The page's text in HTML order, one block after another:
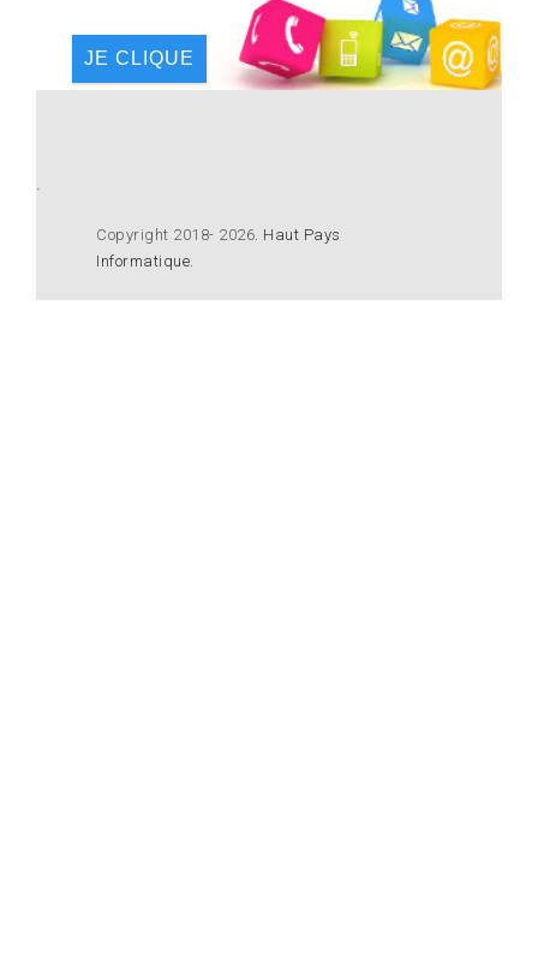
JE CLIQUE
.
Copyright 2018- 2026 Haut Pays
Informatique